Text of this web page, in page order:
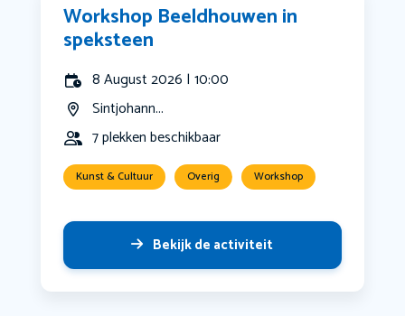
Workshop Beeldhouwen in
speksteen
8 August 2026 | 10:00
Sintjohann...
7 plekken beschikbaar
Kunst & Cultuur Overig Workshop
Bekijk de activiteit